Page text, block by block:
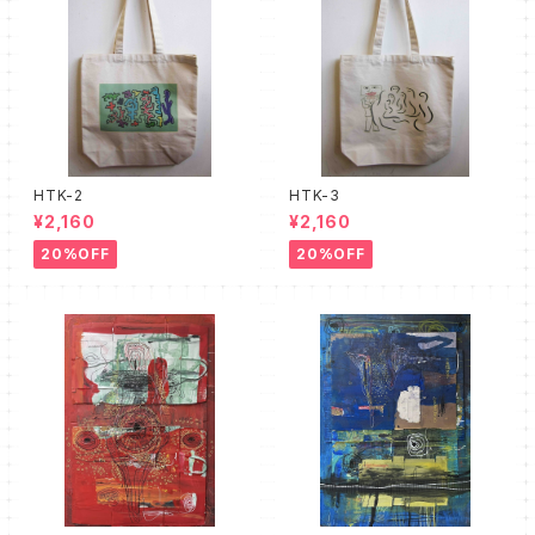
HTK-2
¥2,160
20%OFF
HTK-3
¥2,160
20%OFF